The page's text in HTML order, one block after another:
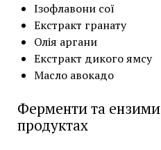
Ізофлавони сої
Екстракт гранату
Олія аргани
Екстракт дикого ямсу
Масло авокадо
Ферменти та ензими
продуктах